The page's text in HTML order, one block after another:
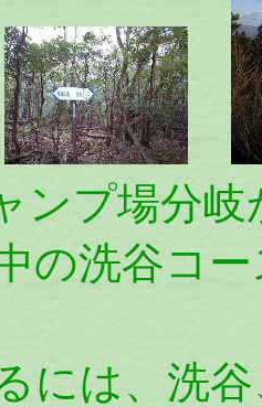
プ場分岐
コース
洗谷、